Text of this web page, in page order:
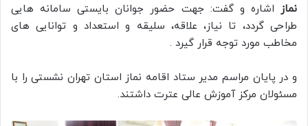
نماز
اشاره و گفت: جهت حضور جوانان بایستی سامانه هایی
طراحی گردد، تا نیاز، علاقه، سلیقه و استعداد و توانایی های
مخاطب مورد توجه قرار گیرد .
و در پایان مراسم مدیر ستاد اقامه نماز استان تهران نشستی را با
مسئولان مرکز آموزش عالی عترت داشتند.